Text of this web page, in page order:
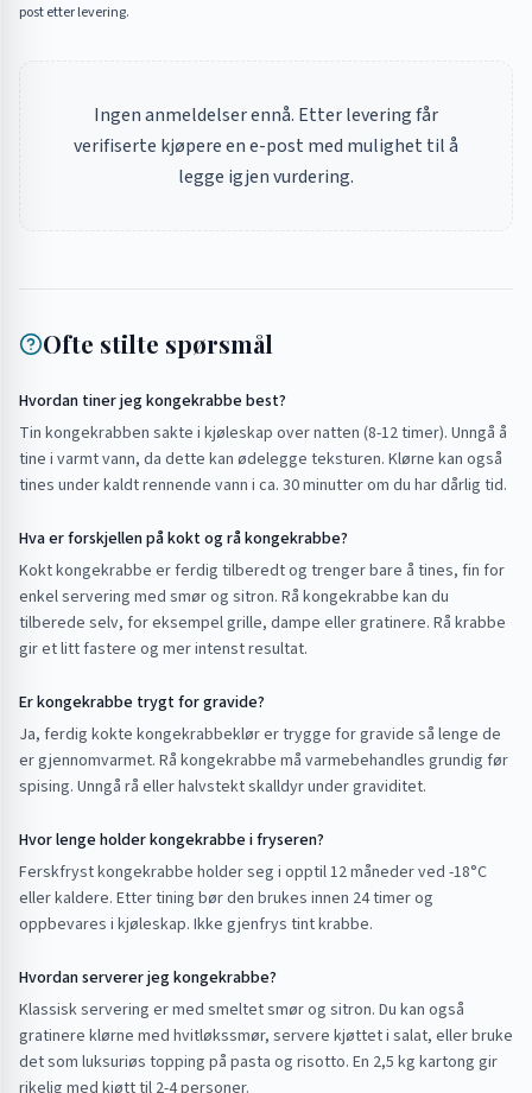
post etter levering.
Ingen anmeldelser ennå. Etter levering får
verifiserte kjøpere en e-post med mulighet til å
legge igjen vurdering.
Ofte stilte spørsmål
Hvordan tiner jeg kongekrabbe best?
Tin kongekrabben sakte i kjøleskap over natten (8-12 timer). Unngå å
tine i varmt vann, da dette kan ødelegge teksturen. Klørne kan også
tines under kaldt rennende vann i ca. 30 minutter om du har dårlig tid.
Hva er forskjellen på kokt og rå kongekrabbe?
Kokt kongekrabbe er ferdig tilberedt og trenger bare å tines, fin for
enkel servering med smør og sitron. Rå kongekrabbe kan du
tilberede selv, for eksempel grille, dampe eller gratinere. Rå krabbe
gir et litt fastere og mer intenst resultat.
Er kongekrabbe trygt for gravide?
Ja, ferdig kokte kongekrabbeklør er trygge for gravide så lenge de
er gjennomvarmet. Rå kongekrabbe må varmebehandles grundig før
spising. Unngå rå eller halvstekt skalldyr under graviditet.
Hvor lenge holder kongekrabbe i fryseren?
Ferskfryst kongekrabbe holder seg i opptil 12 måneder ved -18°C
eller kaldere. Etter tining bør den brukes innen 24 timer og
oppbevares i kjøleskap. Ikke gjenfrys tint krabbe.
Hvordan serverer jeg kongekrabbe?
Klassisk servering er med smeltet smør og sitron. Du kan også
gratinere klørne med hvitløkssmør, servere kjøttet i salat, eller bruke
det som luksuriøs topping på pasta og risotto. En 2,5 kg kartong gir
rikelig med kjøtt til 2-4 personer.